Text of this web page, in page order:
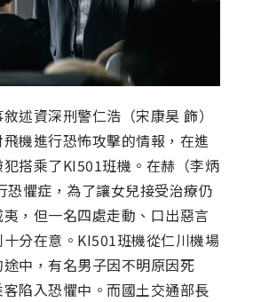
敘述資深刑警仁浩（宋康昊 飾）
機進行恐怖攻擊的情報，在進
搭乘了KI501班機。在赫（李炳
恐懼症，為了讓女兒接受治療仍
，但一名四處走動、口出惡言
分在意。KI501班機從仁川機場
中，有名男子因不明原因死
陷入恐懼中。而國土交通部長